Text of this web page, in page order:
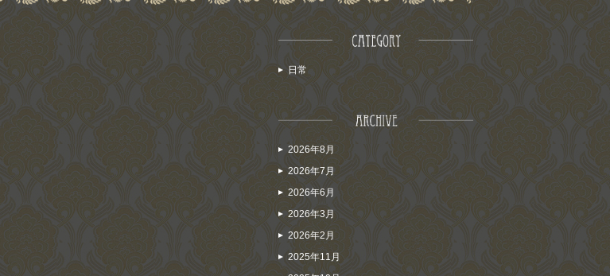
日常
2026年8月
2026年7月
2026年6月
2026年3月
2026年2月
2025年11月